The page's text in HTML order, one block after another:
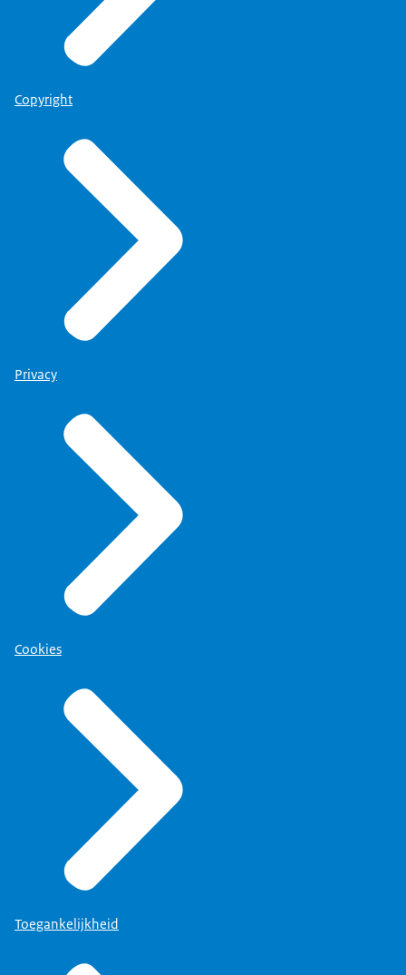
Copyright
Privacy
Cookies
Toegankelijkheid